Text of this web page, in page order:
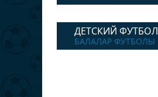
ДЕТСКИЙ ФУТБОЛ
БАЛАЛАР ФУТБОЛЫ